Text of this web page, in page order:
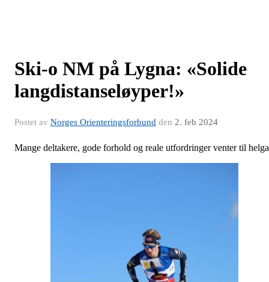
Ski-o NM på Lygna: «Solide
langdistanseløyper!»
Postet av Norges Orienteringsforbund den 2. feb 2024
Mange deltakere, gode forhold og reale utfordringer venter til